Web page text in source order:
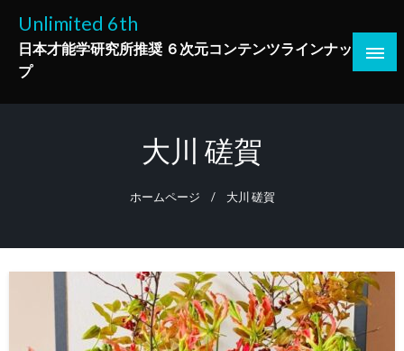
ツ
Unlimited 6th
日本才能学研究所推奨 ６次元コンテンツラインナッ
プ
大川 磋賀
ホームページ 大川 磋賀